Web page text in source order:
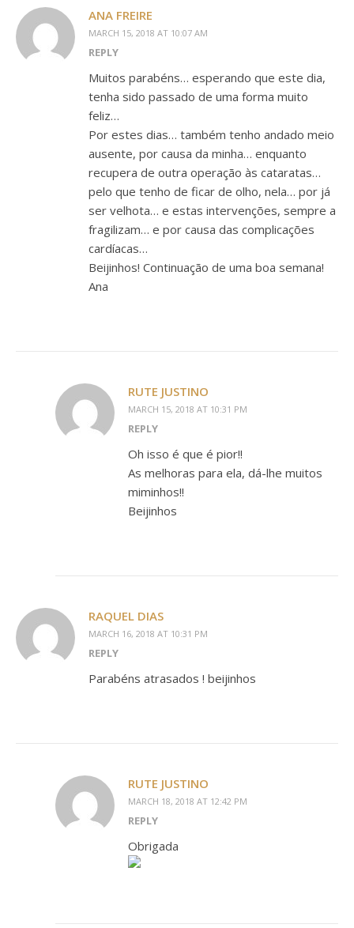
ANA FREIRE
MARCH 15, 2018 AT 10:07 AM
REPLY
Muitos parabéns… esperando que este dia,
tenha sido passado de uma forma muito
feliz…
Por estes dias… também tenho andado meio
ausente, por causa da minha… enquanto
recupera de outra operação às cataratas…
pelo que tenho de ficar de olho, nela… por já
ser velhota… e estas intervenções, sempre a
fragilizam… e por causa das complicações
cardíacas…
Beijinhos! Continuação de uma boa semana!
Ana
RUTE JUSTINO
MARCH 15, 2018 AT 10:31 PM
REPLY
Oh isso é que é pior!!
As melhoras para ela, dá-lhe muitos
miminhos!!
Beijinhos
RAQUEL DIAS
MARCH 16, 2018 AT 10:31 PM
REPLY
Parabéns atrasados ! beijinhos
RUTE JUSTINO
MARCH 18, 2018 AT 12:42 PM
REPLY
Obrigada